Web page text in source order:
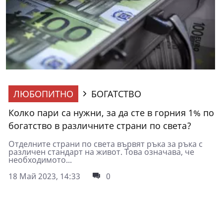
ЛЮБОПИТНО
БОГАТСТВО
Колко пари са нужни, за да сте в горния 1% по
богатство в различните страни по света?
Отделните страни по света вървят ръка за ръка с
различен стандарт на живот. Това означава, че
необходимото...
18 Май 2023, 14:33
0